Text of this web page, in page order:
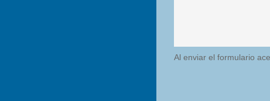
Al enviar el formulario